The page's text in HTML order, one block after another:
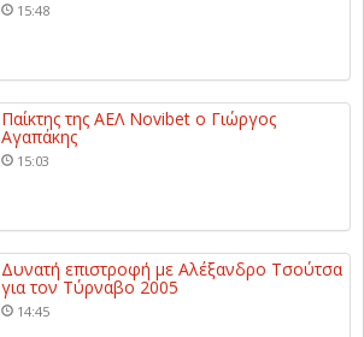
15:48
Παίκτης της ΑΕΛ Novibet ο Γιώργος
Αγαπάκης
15:03
Δυνατή επιστροφή με Αλέξανδρο Τσούτσα
για τον Τύρναβο 2005
14:45